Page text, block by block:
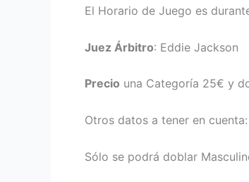
El Horario de Juego es
Juez Árbitro: Eddie Jackson
Precio una Categoría 25€ y
Otros datos a tener en cuenta:
Sólo se podrá doblar